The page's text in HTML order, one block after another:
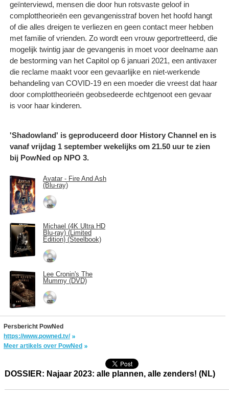
geïnterviewd, mensen die door hun rotsvaste geloof in
complottheorieën een gevangenisstraf boven het hoofd hangt
of die alles dreigen te verliezen en geen contact meer hebben
met familie of vrienden. Zo wordt een vrouw geportretteerd, die
mogelijk twintig jaar de gevangenis in moet voor deelname aan
de bestorming van het Capitol op 6 januari 2021, een antivaxer
die reclame maakt voor een gevaarlijke en niet-werkende
behandeling van COVID-19 en een moeder die vreest dat haar
door complottheorieën geobsedeerde echtgenoot een gevaar
is voor haar kinderen.
'Shadowland' is geproduceerd door History Channel en is
vanaf vrijdag 1 september wekelijks om 21.50 uur te zien
bij PowNed op NPO 3.
Avatar - Fire And Ash
(Blu-ray)
Michael (4K Ultra HD
Blu-ray) (Limited
Edition) (Steelbook)
Lee Cronin's The
Mummy (DVD)
Persbericht PowNed
https://www.powned.tv/
Meer artikels over PowNed
DOSSIER: Najaar 2023: alle plannen, alle zenders! (NL)